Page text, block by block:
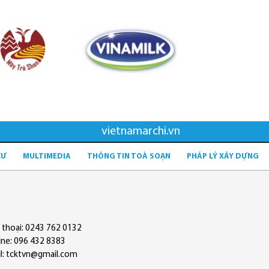
vietnamarchi.vn
MULTIMEDIA THÔNG TIN TOÀ SOẠN PHÁP LÝ XÂY DỰNG
0243 762 0132
096 432 8383
tcktvn@gmail.com